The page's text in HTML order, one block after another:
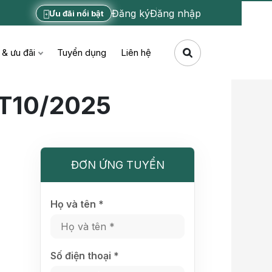
Ưu đãi nổi bật Đăng kýĐăng nhập
ưu đãi Tuyển dụng Liên hệ
2025
ĐƠN ỨNG TUYỂN
Họ và tên *
Số điện thoại *